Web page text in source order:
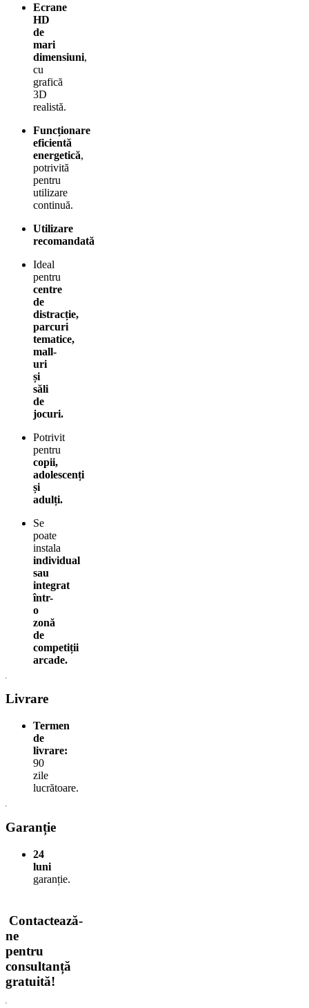
Ecrane
HD
de
mari
dimensiuni,
cu
grafică
3D
realistă.
Funcționare
eficientă
energetică,
potrivită
pentru
utilizare
continuă.
Utilizare
recomandată
Ideal
pentru
centre
de
distracție,
parcuri
tematice,
mall-
uri
și
săli
de
jocuri.
Potrivit
pentru
copii,
adolescenți
și
adulți.
Se
poate
instala
individual
sau
integrat
într-
o
zonă
de
competiții
arcade.
Livrare
Termen
de
livrare:
90
zile
lucrătoare.
Garanție
24
luni
garanție.
Contactează-
ne
pentru
consultanță
gratuită!